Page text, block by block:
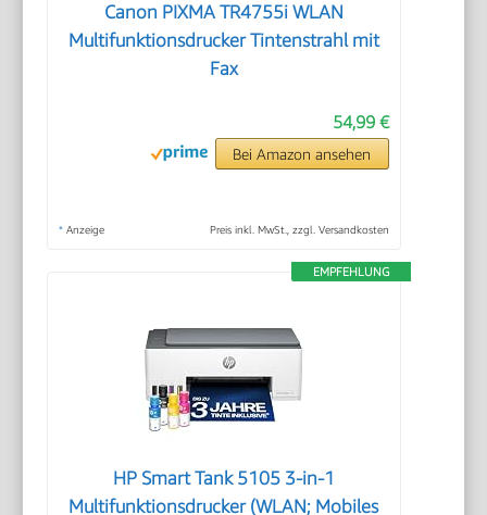
Canon PIXMA TR4755i WLAN
Multifunktionsdrucker Tintenstrahl mit
Fax
54,99 €
Bei Amazon ansehen
* Anzeige Preis inkl. MwSt., zzgl. Versandkosten
EMPFEHLUNG
HP Smart Tank 5105 3-in-1
Multifunktionsdrucker (WLAN; Mobiles